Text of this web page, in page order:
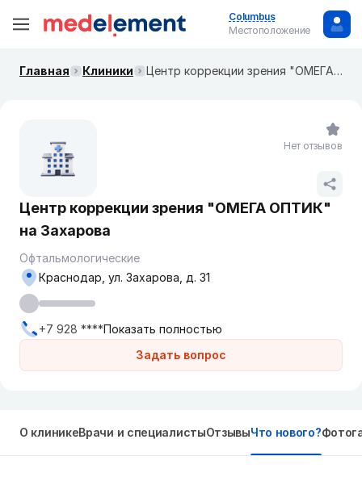
Columbus
Местоположение
Главная Клиники Центр коррекции зрения "ОМЕГА ОПТИК" на Захарова
Центр коррекции зрения "ОМЕГА ОПТИК"
на Захарова
Офтальмологические
Задать вопрос
Краснодар, ул. Захарова, д. 31
+7 928 ****Показать полностью
Нет отзывов
О клиникеВрачи и специалистыОтзывыЧто нового?